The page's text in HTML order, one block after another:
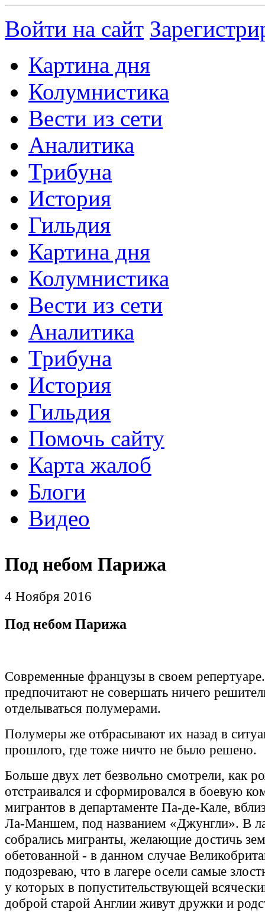
Войти на сайт
Картина дня
Колумнистика
Вести из сети
Аналитика
Трибуна
История
Гильдия
Картина дня
Колумнистика
Вести из сети
Аналитика
Трибуна
История
Гильдия
Помочь сайту
Карта жалоб
Блоги
Видео
Под небом Парижа
4 Ноября 2016
Под небом Парижа
Современные французы в своем
предпочитают не совершать ничего
отделываться полумерами.
Полумеры же отбрасывают их назад в
прошлого, где тоже ничто не было решено.
Больше двух лет безвольно смотрели, как
отстраивался и сформировался в боевую
мигрантов в департаменте Па-де-Кале,
Ла-Маншем, под названием «Джунгли». В
собрались мигранты, желающие достичь
обетованной - в данном случае
подозреваю, что в лагере осели самые
у которых в попустительствующей
доброй старой Англии живут дружки и